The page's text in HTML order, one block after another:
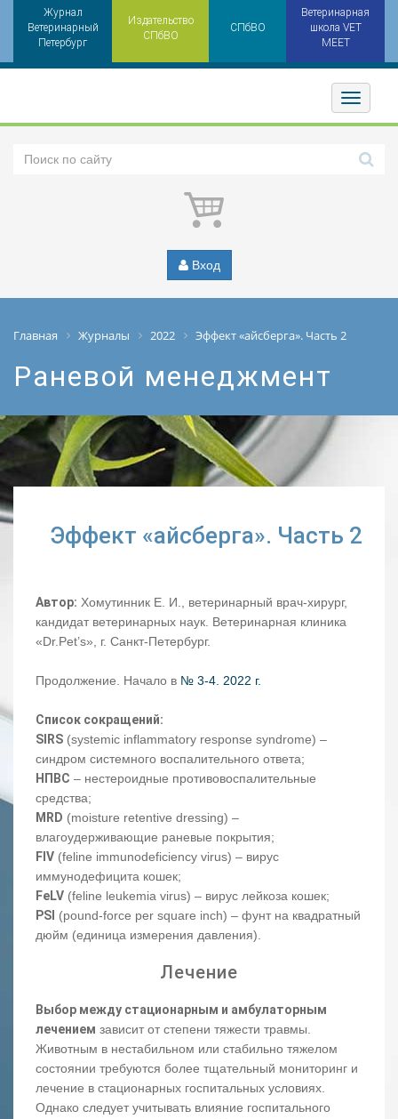
Журнал
Ветеринарный
Петербург
Издательство
СПбВО
СПбВО
Ветеринарная
школа VET
MEET
Toggler
Вход
Главная Журналы 2022 Эффект «айсберга». Часть 2
Раневой менеджмент
Эффект «айсберга». Часть 2
Автор: Хомутинник Е. И., ветеринарный врач-хирург,
кандидат ветеринарных наук. Ветеринарная клиника
«Dr.Pet’s», г. Санкт-Петербург.
Продолжение. Начало в № 3-4. 2022 г.
Список сокращений:
SIRS (systemic inflammatory response syndrome) –
синдром системного воспалительного ответа;
НПВС – нестероидные противовоспалительные
средства;
MRD (moisture retentive dressing) –
влагоудерживающие раневые покрытия;
FIV (feline immunodeficiency virus) – вирус
иммунодефицита кошек;
FeLV (feline leukemia virus) – вирус лейкоза кошек;
PSI (pound-force per square inch) – фунт на квадратный
дюйм (единица измерения давления).
Лечение
Выбор между стационарным и амбулаторным
лечением зависит от степени тяжести травмы.
Животным в нестабильном или стабильно тяжелом
состоянии требуются более тщательный мониторинг и
лечение в стационарных госпитальных условиях.
Однако следует учитывать влияние госпитального